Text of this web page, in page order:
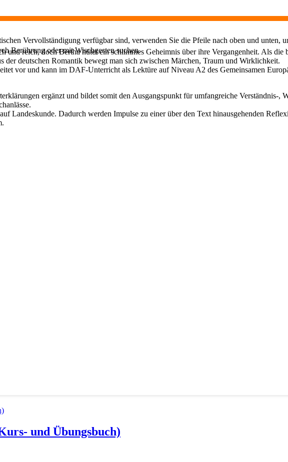
Vervollständigung verfügbar sind, verwenden Sie die Pfeile nach oben und unten,
Berührung oder mit Wischgesten suchen.
reich, doch Bertha hütet ein schlimmes Geheimnis über ihre Vergangenheit. Als die
der deutschen Romantik bewegt man sich zwischen Märchen, Traum und Wirklichkeit.
vor und kann im DAF-Unterricht als Lektüre auf Niveau A2 des Gemeinsamen
ergänzt und bildet somit den Ausgangspunkt für umfangreiche Verständnis-,
Landeskunde. Dadurch werden Impulse zu einer über den Text hinausgehenden
und Übungsbuch)